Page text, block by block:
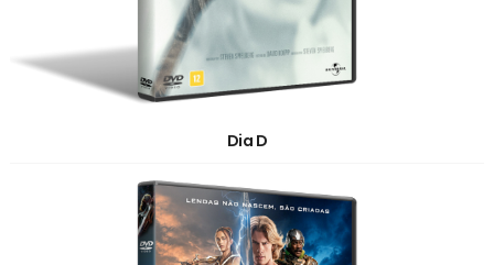
Dia D